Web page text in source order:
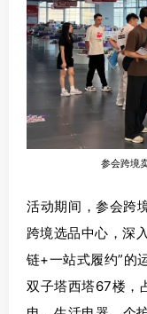
参会跨境
活动期间，参会跨
跨境选品中心，深
链+一站式履约”的
双子塔西塔67楼，